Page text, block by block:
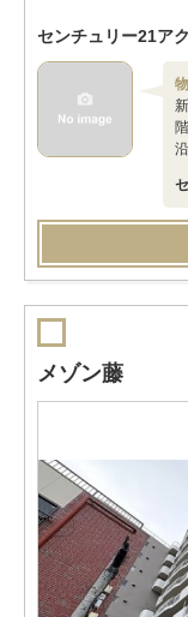
センチュリー21ア
メゾン藤